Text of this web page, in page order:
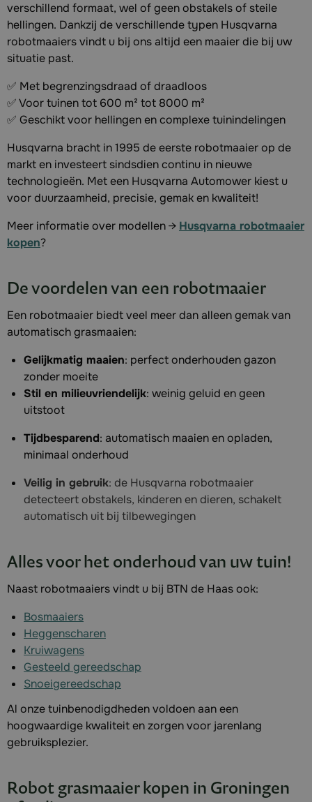
verschillend formaat, wel of geen obstakels of steile
hellingen. Dankzij de verschillende typen Husqvarna
robotmaaiers vindt u bij ons altijd een maaier die bij uw
situatie past.
✅ Met begrenzingsdraad of draadloos
✅ Voor tuinen tot 600 m² tot 8000 m²
✅ Geschikt voor hellingen en complexe tuinindelingen
Husqvarna bracht in 1995 de eerste robotmaaier op de
markt en investeert sindsdien continu in nieuwe
technologieën. Met een Husqvarna Automower kiest u
voor duurzaamheid, precisie, gemak en kwaliteit!
Meer informatie over modellen → Husqvarna robotmaaier
kopen?
De voordelen van een robotmaaier
Een robotmaaier biedt veel meer dan alleen gemak van
automatisch grasmaaien:
Gelijkmatig maaien: perfect onderhouden gazon
zonder moeite
Stil en milieuvriendelijk: weinig geluid en geen
uitstoot
Tijdbesparend: automatisch maaien en opladen,
minimaal onderhoud
Veilig in gebruik: de Husqvarna robotmaaier
detecteert obstakels, kinderen en dieren, schakelt
automatisch uit bij tilbewegingen
Alles voor het onderhoud van uw tuin!
Naast robotmaaiers vindt u bij BTN de Haas ook:
Bosmaaiers
Heggenscharen
Kruiwagens
Gesteeld gereedschap
Snoeigereedschap
Al onze tuinbenodigdheden voldoen aan een
hoogwaardige kwaliteit en zorgen voor jarenlang
gebruiksplezier.
Robot grasmaaier kopen in Groningen